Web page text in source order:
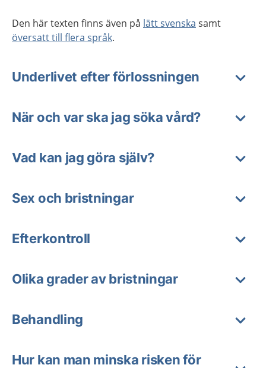
Den här texten finns även på lätt svenska samt
översatt till flera språk.
Underlivet efter förlossningen
När och var ska jag söka vård?
Vad kan jag göra själv?
Sex och bristningar
Efterkontroll
Olika grader av bristningar
Behandling
Hur kan man minska risken för